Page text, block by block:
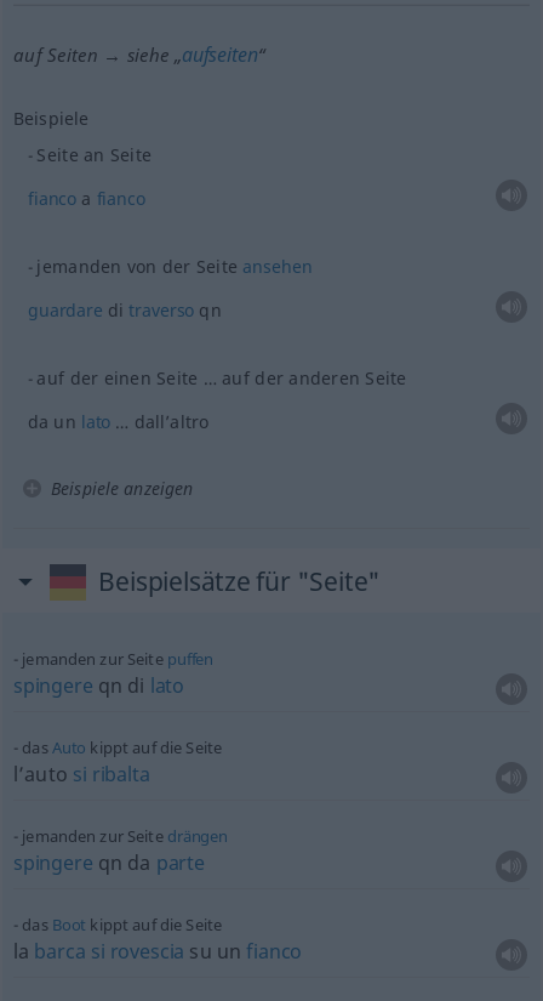
auf Seiten → siehe „aufseiten“
Beispiele
Seite an Seite
fianco a fianco
jemanden von der Seite ansehen
guardare ditraverso qn
auf der einen Seite … auf der anderen Seite
da un lato … dall’altro
Beispiele anzeigen
Beispielsätze für "Seite"
jemanden zur Seite puffen
spingere qn di lato
dasAuto kippt auf die Seite
l’auto si ribalta
jemanden zur Seite drängen
spingere qn da parte
das Boot kippt auf die Seite
la barca si rovescia su unfianco